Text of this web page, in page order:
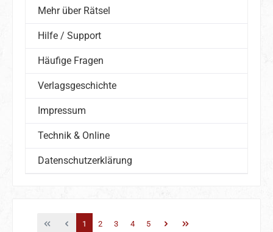
Mehr über Rätsel
Hilfe / Support
Häufige Fragen
Verlagsgeschichte
Impressum
Technik & Online
Datenschutzerklärung
Seite
1 Seite
2 Seite
3 Seite
4 Seite
5